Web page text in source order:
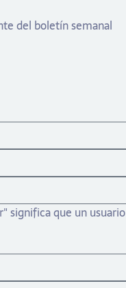
del boletín semanal
significa que un